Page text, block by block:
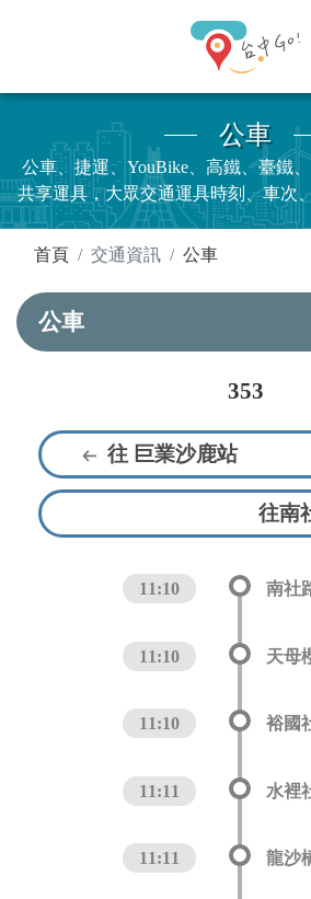
公車
公車、捷運、YouBike、高鐵、臺鐵
共享運具，大眾交通運具時刻、車次
首頁 交通資訊 公車
公車
353
往 巨業沙鹿站
往南
11:10 南社
11:10 天母
11:10 裕國
11:11 水裡
11:11 龍沙